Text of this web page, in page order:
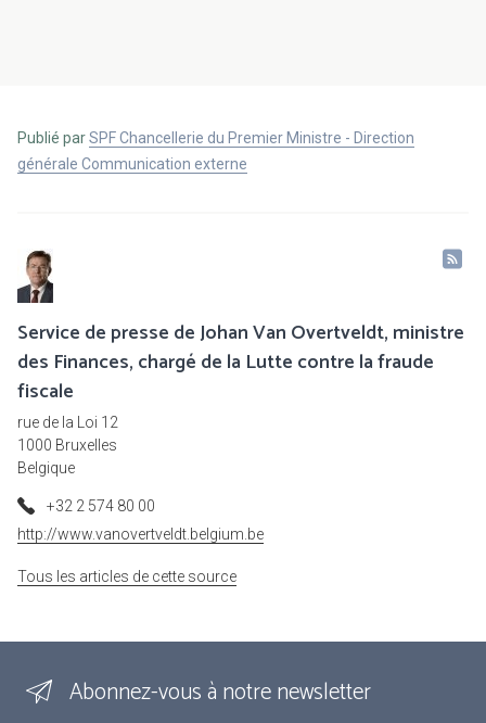
Publié parSPF Chancellerie du Premier Ministre - Direction
générale Communication externe
Service de presse de Johan Van Overtveldt, ministre
des Finances, chargé de la Lutte contre la fraude
fiscale
rue de la Loi 12
1000 Bruxelles
Belgique
+32 2 574 80 00
http://www.vanovertveldt.belgium.be
Tous les articles de cette source
Abonnez-vous à notre newsletter